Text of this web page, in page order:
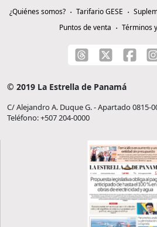
¿Quiénes somos? Tarifario GESE
Puntos de venta
Términos
© 2019 La Estrella de Panamá
C/ Alejandro A. Duque G. - Apartado 0815-
Teléfono: +507 204-0000